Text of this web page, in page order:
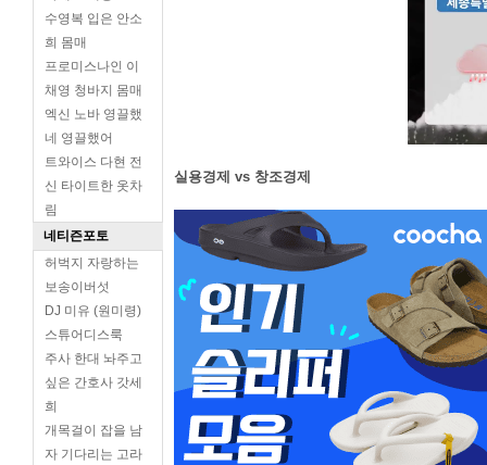
수영복 입은 안소
희 몸매
프로미스나인 이
채영 청바지 몸매
엑신 노바 영끌했
네 영끌했어
트와이스 다현 전
신 타이트한 옷차
림
네티즌포토
허벅지 자랑하는
보송이버섯
DJ 미유 (원미령)
스튜어디스룩
주사 한대 놔주고
싶은 간호사 갓세
희
개목걸이 잡을 남
자 기다리는 고라
실용경제 vs 창조경제